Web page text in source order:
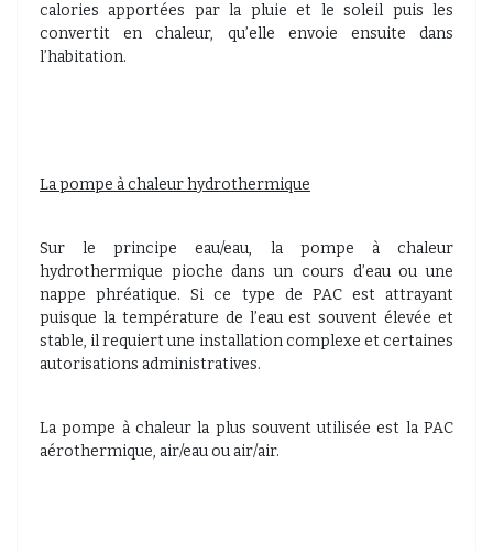
calories apportées par la pluie et le soleil puis les
convertit en chaleur, qu’elle envoie ensuite dans
l’habitation.
La pompe à chaleur hydrothermique
Sur le principe eau/eau, la pompe à chaleur
hydrothermique pioche dans un cours d’eau ou une
nappe phréatique. Si ce type de PAC est attrayant
puisque la température de l’eau est souvent élevée et
stable, il requiert une installation complexe et certaines
autorisations administratives.
La pompe à chaleur la plus souvent utilisée est la PAC
aérothermique, air/eau ou air/air.